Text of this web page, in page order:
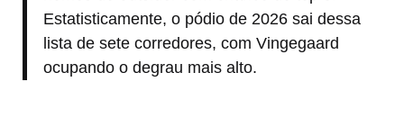
Estatisticamente, o pódio de 2026 sai dessa
lista de sete corredores, com Vingegaard
ocupando o degrau mais alto.